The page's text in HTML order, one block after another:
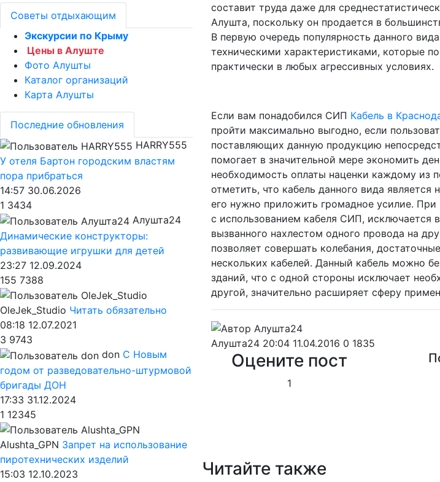
составит труда даже для
Алушта, поскольку он продается в
В первую очередь популярность данного
техническими характеристиками, которые
практически в любых агрессивных условиях.
Если вам понадобился СИП Кабель в
пройти максимально выгодно, если
поставляющих данную продукцию
помогает в значительной мере экономить
необходимость оплаты наценки каждому из
отметить, что кабель данного вида
его нужно приложить громадное усилие. При
с использованием кабеля СИП, исключается
вызванного нахлестом одного провода на
позволяет совершать колебания,
нескольких кабелей. Данный кабель можно
зданий, что с одной стороны исключает
другой, значительно расширяет сферу
Алушта24 20:04 11.04.2016 0 1835
Оцените пост
1
Читайте также
Советы отдыхающим
Экскурсии по Крыму
Цены в Алуште
Фото Алушты
Каталог организаций
Карта Алушты
Последние обновления
HARRY555
У отеля Бартон городским властям
пора прибраться
14:57 30.06.2026
1 3434
Алушта24
Динамические конструкторы:
развивающие игрушки для детей
23:27 12.09.2024
155 7388
OleJek_Studio Читать обязательно
08:18 12.07.2021
3 9743
don С Новым
годом от разведовательно-штурмовой
бригады ДОН
17:33 31.12.2024
1 12345
Alushta_GPN Запрет на использование
пиротехнических изделий
15:03 12.10.2023